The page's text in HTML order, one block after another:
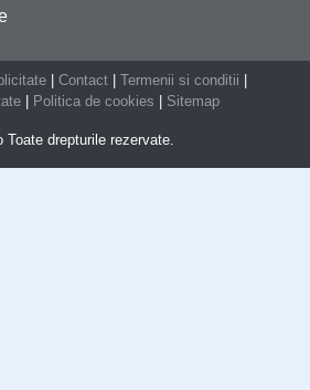
Contact Termenii si conditii
Politica de cookies Sitemap
drepturile rezervate.